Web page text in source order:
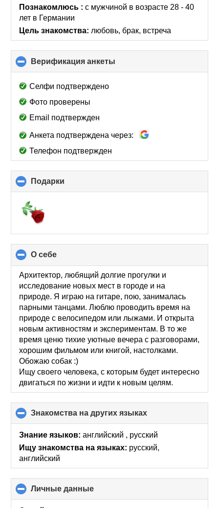
collapse
contents
Познакомлюсь :с мужчиной в возрасте 28 - 40
лет в Германии
Цель знакомства: любовь, брак, встреча
Верификация анкеты
to
Селфи подтверждено
Фото проверены
Email подтвержден
Анкета подтверждена через:
Телефон подтвержден
Подарки
to
О себе
to
collapse
contents
Архитектор, любящий долгие прогулки и
исследование новых мест в городе и на
природе. Я играю на гитаре, пою, занималась
парными танцами. Люблю проводить время на
природе с велосипедом или лыжами. И открыта
новым активностям и экспериментам. В то же
время ценю тихие уютные вечера с разговорами,
хорошим фильмом или книгой, настолками.
Обожаю собак :)
Ищу своего человека, с которым будет интересно
двигаться по жизни и идти к новым целям.
Знакомства на других языках
to
collapse
contents
Знание языков: английский , русский
Ищу знакомства на языках: русский,
английский
Личные данные
to